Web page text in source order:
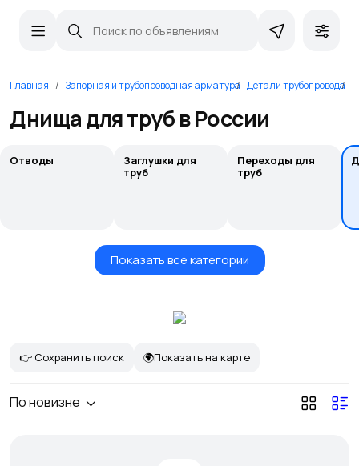
Главная Запорная и трубопроводная арматура Детали трубопровода
Днища для труб в России
Отводы
Заглушки для
труб
Переходы для
труб
Показать все категории
👉 Сохранить поиск 🌍Показать на карте
По новизне